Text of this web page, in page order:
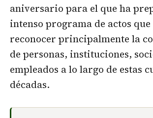
aniversario para el que ha
intenso programa de actos
reconocer principalmente la
de personas, instituciones,
empleados a lo largo de estas
décadas.